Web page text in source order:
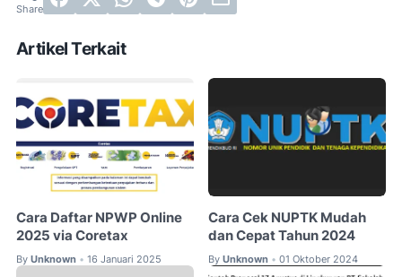
Artikel Terkait
Cara Daftar NPWP Online
2025 via Coretax
By Unknown • 16 Januari 2025
Cara Cek NUPTK Mudah
dan Cepat Tahun 2024
By Unknown • 01 Oktober 2024